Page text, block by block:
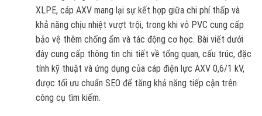
XLPE, cáp AXV mang lại sự kết hợp giữa chi phí thấp và
khả năng chịu nhiệt vượt trội, trong khi vỏ PVC cung cấp
bảo vệ thêm chống ẩm và tác động cơ học. Bài viết dưới
đây cung cấp thông tin chi tiết về tổng quan, cấu trúc, đặc
tính kỹ thuật và ứng dụng của cáp điện lực AXV 0,6/1 kV,
được tối ưu chuẩn SEO để tăng khả năng tiếp cận trên
công cụ tìm kiếm.